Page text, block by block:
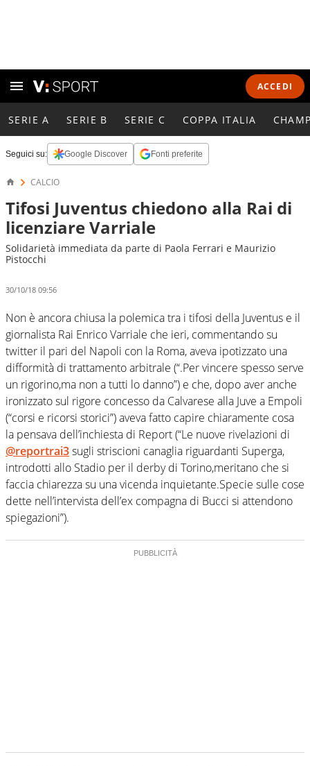
ACCEDI
SERIE A SERIE B SERIE C COPPA ITALIA
Seguici su: Google Discover Fonti preferite
CALCIO
Tifosi Juventus chiedono alla Rai di
licenziare Varriale
Solidarietà immediata da parte di Paola Ferrari e Maurizio
Pistocchi
30/10/18 09:56
Non è ancora chiusa la polemica tra i tifosi della Juventus e il
giornalista Rai Enrico Varriale che ieri, commentando su
twitter il pari del Napoli con la Roma, aveva ipotizzato una
difformità di trattamento arbitrale (“.Per vincere spesso serve
un rigorino,ma non a tutti lo danno”) e che, dopo aver anche
ironizzato sul rigore concesso da Calvarese alla Juve a Empoli
(“corsi e ricorsi storici”) aveva fatto capire chiaramente cosa
la pensava dell’inchiesta di Report (“Le nuove rivelazioni di
@reportrai3sugli striscioni canaglia riguardanti Superga,
introdotti allo Stadio per il derby di Torino,meritano che si
faccia chiarezza su una vicenda inquietante.Specie sulle cose
dette nell’intervista dell’ex compagna di Bucci si attendono
spiegazioni”).